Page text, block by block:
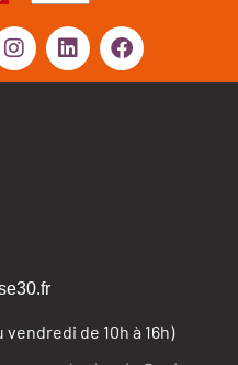
vendredi de 10h à 16h)